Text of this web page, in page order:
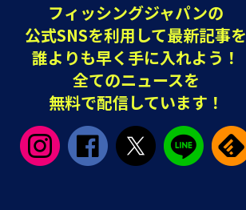
フィッシングジャパンの
公式SNSを利用して最新記事を
誰よりも早く手に入れよう！
全てのニュースを
無料で配信しています！